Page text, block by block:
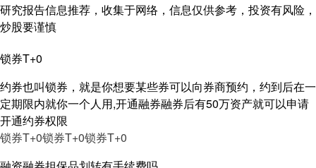
研究报告信息推荐，收集于网络，信息仅供参考，投资有风险，
炒股要谨慎
锁券T+0
约券也叫锁券，就是你想要某些券可以向券商预约，约到后在一
定期限内就你一个人用,开通融券融券后有50万资产就可以申请
开通约券权限
锁券T+0锁券T+0锁券T+0